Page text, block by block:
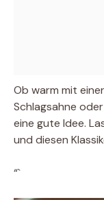
Ob warm mit
Schlagsahne
eine gute Idee.
und diesen
“`